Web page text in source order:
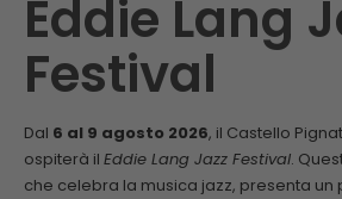
Eddie Lang
Festival
Dal 6 al 9 agosto 2026, il Castello
ospiterà il Eddie Lang Jazz Festival.
che celebra la musica jazz, presenta